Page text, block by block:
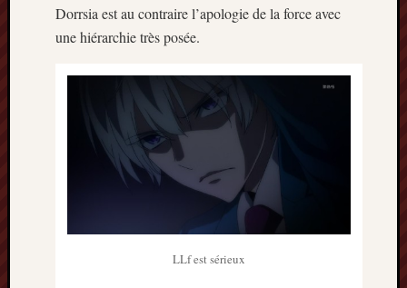
Dorrsia est au contraire l’apologie de la force avec
une hiérarchie très posée.
LLf est sérieux